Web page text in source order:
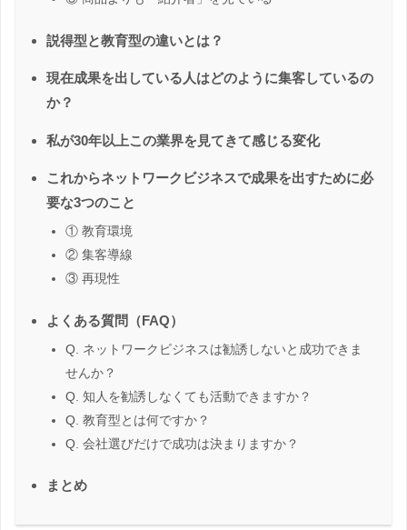
説得型と教育型の違いとは？
現在成果を出している人はどのように集客しているの
か？
私が30年以上この業界を見てきて感じる変化
これからネットワークビジネスで成果を出すために必
要な3つのこと
① 教育環境
② 集客導線
③ 再現性
よくある質問（FAQ）
Q. ネットワークビジネスは勧誘しないと成功できま
せんか？
Q. 知人を勧誘しなくても活動できますか？
Q. 教育型とは何ですか？
Q. 会社選びだけで成功は決まりますか？
まとめ